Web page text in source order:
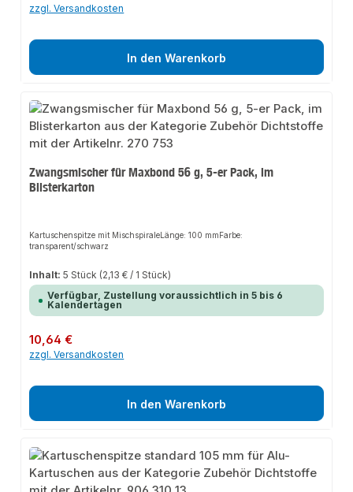
zzgl. Versandkosten
In den Warenkorb
Zwangsmischer für Maxbond 56 g, 5-er Pack, im
Blisterkarton
Kartuschenspitze mit MischspiraleLänge: 100 mmFarbe:
transparent/schwarz
Inhalt:5 Stück (2,13 € / 1 Stück)
Verfügbar, Zustellung voraussichtlich in 5 bis 6
Kalendertagen
Regulärer Preis:
10,64 €
zzgl. Versandkosten
In den Warenkorb